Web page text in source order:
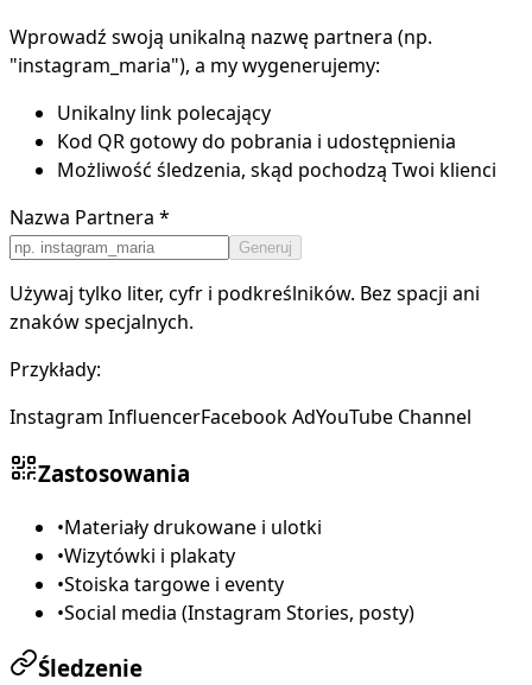
Wprowadź swoją unikalną nazwę partnera (np.
"instagram_maria"), a my wygenerujemy:
Unikalny link polecający
Kod QR gotowy do pobrania i udostępnienia
Możliwość śledzenia, skąd pochodzą Twoi klienci
Nazwa Partnera *
Generuj
Używaj tylko liter, cyfr i podkreślników. Bez spacji ani
znaków specjalnych.
Przykłady:
Instagram InfluencerFacebook AdYouTube Channel
Zastosowania
•Materiały drukowane i ulotki
•Wizytówki i plakaty
•Stoiska targowe i eventy
•Social media (Instagram Stories, posty)
Śledzenie